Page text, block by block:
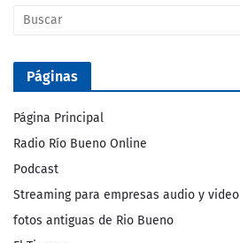
Páginas
Página Principal
Radio Río Bueno Online
Podcast
Streaming para empresas audio y video
fotos antiguas de Rio Bueno